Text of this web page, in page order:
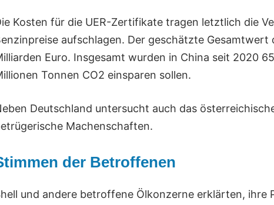
Kosten für die UER-Zertifikate tragen letztlich die
aufschlagen. Der geschätzte
Euro. Insgesamt wurden in China seit 2020
Tonnen CO2 einsparen sollen.
Deutschland untersucht auch das
Machenschaften.
der Betroffenen
und andere betroffene Ölkonzerne erklärten,